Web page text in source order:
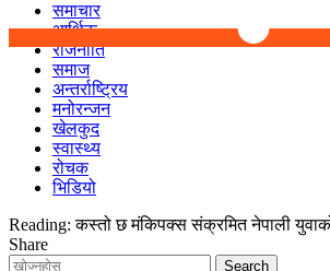
समाचार
आर्थिक
राजनीति
समाज
अन्तर्राष्ट्रिय
मनोरन्जन
खेलकुद
स्वास्थ्य
रोचक
भिडियो
Reading: कस्तो छ मंकिपक्स संक्रमित नेपाली
Share